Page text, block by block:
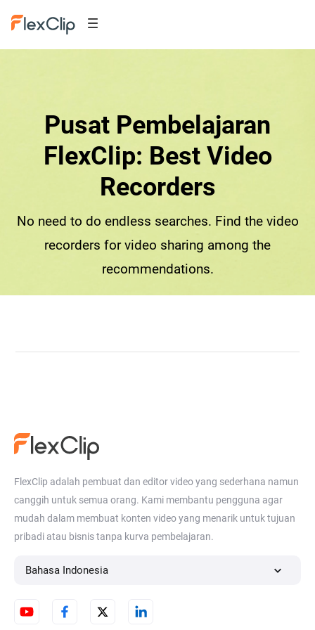
Pusat Pembelajaran
FlexClip: Best Video
Recorders
No need to do endless searches. Find the video
recorders for video sharing among the
recommendations.
FlexClip adalah pembuat dan editor video yang sederhana namun
canggih untuk semua orang. Kami membantu pengguna agar
mudah dalam membuat konten video yang menarik untuk tujuan
pribadi atau bisnis tanpa kurva pembelajaran.
Bahasa Indonesia